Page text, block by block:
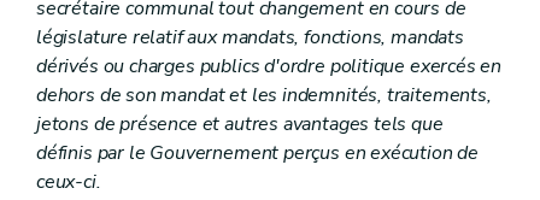
Section 5 Dispositions diverses
Art. L1523-23
Art. L1523-24
Art. L1523-25
Chapitre IV Les relations internationales
Art. L1524-1
Titre III Principes de bonne gouvernance
secrétaire communal tout changement en cours de
législature relatif aux mandats, fonctions, mandats
dérivés ou charges publics d'ordre politique exercés en
dehors de son mandat et les indemnités, traitements,
jetons de présence et autres avantages tels que
définis par le Gouvernement perçus en exécution de
ceux-ci.